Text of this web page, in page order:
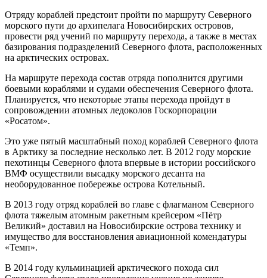
Отряду кораблей предстоит пройти по маршруту Северного
морского пути до архипелага Новосибирских островов,
провести ряд учений по маршруту перехода, а также в местах
базирования подразделений Северного флота, расположенных
на арктических островах.
На маршруте перехода состав отряда пополнится другими
боевыми кораблями и судами обеспечения Северного флота.
Планируется, что некоторые этапы перехода пройдут в
сопровождении атомных ледоколов Госкорпорации
«Росатом».
Это уже пятый масштабный поход кораблей Северного флота
в Арктику за последние несколько лет. В 2012 году морские
пехотинцы Северного флота впервые в истории российского
ВМФ осуществили высадку морского десанта на
необорудованное побережье острова Котельный.
В 2013 году отряд кораблей во главе с флагманом Северного
флота тяжелым атомным ракетным крейсером «Пётр
Великий» доставил на Новосибирские острова технику и
имущество для восстановления авиационной комендатуры
«Темп».
В 2014 году кульминацией арктического похода сил